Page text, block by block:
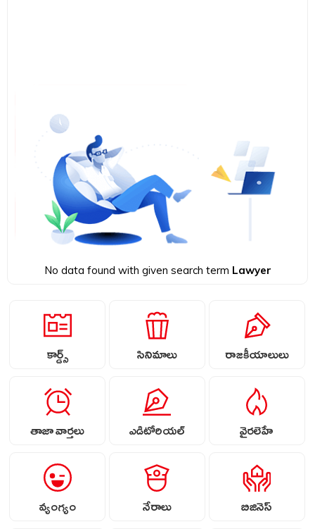
No data found with given search term Lawyer
కార్డ్స్ సినిమాలు రాజకీయాలులు
తాజా వార్తలు ఎడిటోరియల్ వైరలెహే
వ్యంగ్యం నేరాలు బిజినెస్